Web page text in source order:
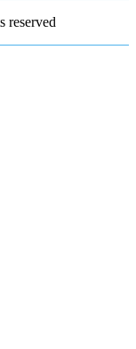
reserved